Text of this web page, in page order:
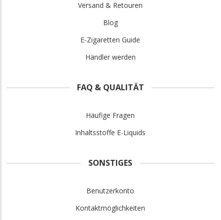
Versand & Retouren
Blog
E-Zigaretten Guide
Händler werden
FAQ & QUALITÄT
Häufige Fragen
Inhaltsstoffe E-Liquids
SONSTIGES
Benutzerkonto
Kontaktmöglichkeiten